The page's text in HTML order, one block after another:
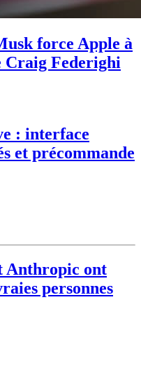
force Apple à
Craig Federighi
: interface
et précommande
Anthropic ont
personnes